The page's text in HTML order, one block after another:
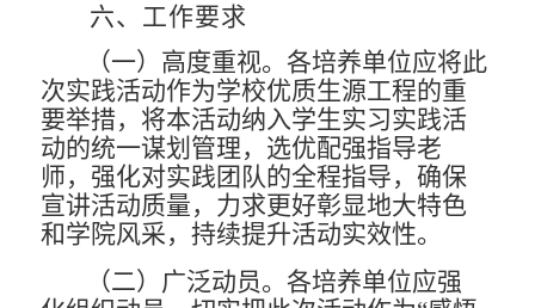
六、工作要求
（一）高度重视。各培养单位应将此
次实践活动作为学校优质生源工程的重
要举措，将本活动纳入学生实习实践活
动的统一谋划管理，选优配强指导老
师，强化对实践团队的全程指导，确保
宣讲活动质量，力求更好彰显地大特色
和学院风采，持续提升活动实效性。
（二）广泛动员。各培养单位应强